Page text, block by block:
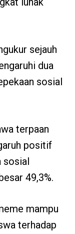
sejauh
dua
sosial
terpaan
positif
sosial
49,3%.
mampu
terhadap